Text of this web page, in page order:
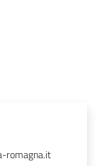
romagna.it